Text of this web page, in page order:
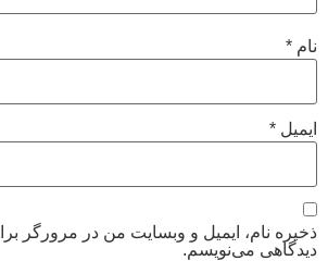
نام *
ایمیل *
ذخیره نام، ایمیل و وبسایت من در مرورگر
دیدگاهی می‌نویسم.